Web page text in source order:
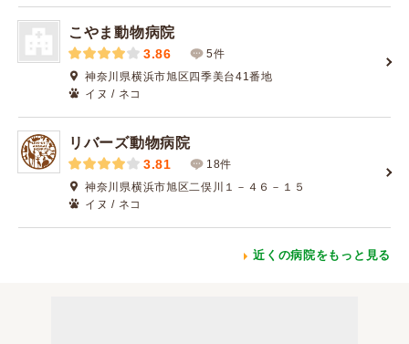
こやま動物病院
3.86
5件
神奈川県横浜市旭区四季美台41番地
イヌ / ネコ
リバーズ動物病院
3.81
18件
神奈川県横浜市旭区二俣川１－４６－１５
イヌ / ネコ
近くの病院をもっと見る